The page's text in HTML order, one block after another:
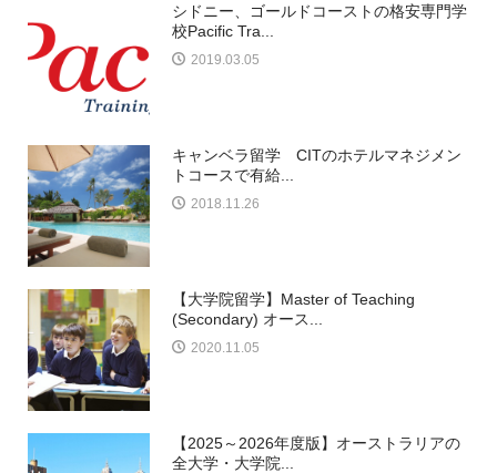
シドニー、ゴールドコーストの格安専門学
校Pacific Tra...
2019.03.05
キャンベラ留学 CITのホテルマネジメン
トコースで有給...
2018.11.26
【大学院留学】Master of Teaching
(Secondary) オース...
2020.11.05
【2025～2026年度版】オーストラリアの
全大学・大学院...